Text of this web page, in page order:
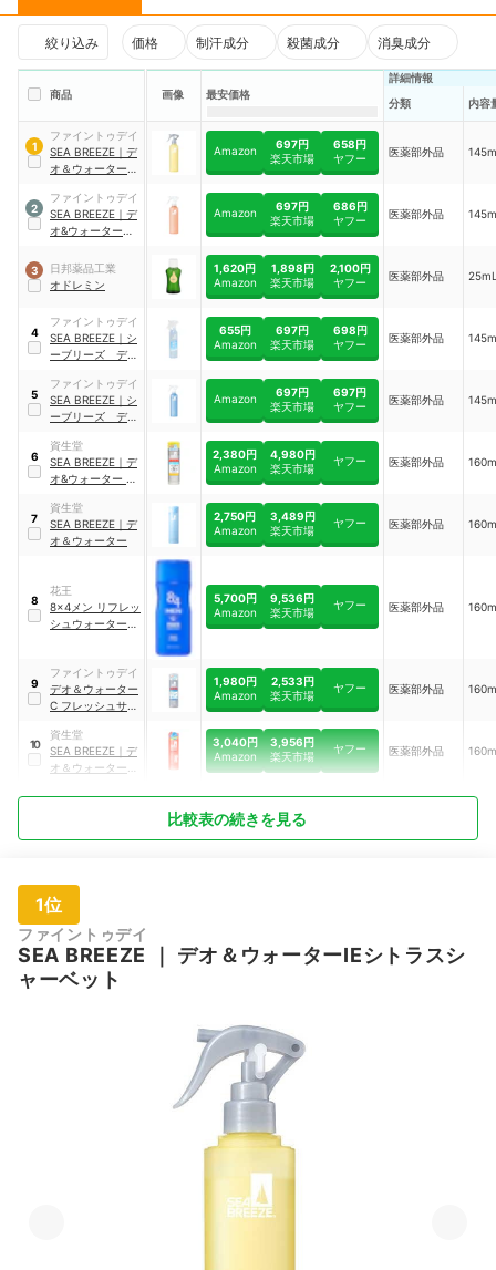
絞り込み 価格 制汗成分 殺菌成分 消臭成分
商品 画像 最安価格
詳細情報
分類
内容
1
ファイントゥデイ
SEA BREEZE ｜ デ
オ＆ウォーターIE
ット
Amazon
697円
楽天市場
658円
ヤフー
医薬部外品
2
ファイントゥデイ
SEA BREEZE ｜ デ
オ&ウォーターEせ
Amazon
697円
楽天市場
686円
ヤフー
医薬部外品
3
日邦薬品工業
オドレミン
1,620円
Amazon
1,898円
楽天市場
2,100円
ヤフー
医薬部外品
4
ファイントゥデイ
SEA BREEZE ｜ シ
ーブリーズ デオ
Ｅ フレッシュサ
ボン（トリガー）
｜495359
655円
Amazon
697円
楽天市場
698円
ヤフー
医薬部外品
5
ファイントゥデイ
SEA BREEZE ｜ シ
ーブリーズ デオ
Ｅ スプラッシュ
マリン（トリガ
ー）｜495379
Amazon
697円
楽天市場
697円
ヤフー
医薬部外品
6
資生堂
SEA BREEZE ｜ デ
オ&ウォーター IC
ット
2,380円
Amazon
4,980円
楽天市場
ヤフー 医薬部外品
7
資生堂
SEA BREEZE ｜ デ
オ＆ウォーター
2,750円
Amazon
3,489円
楽天市場
ヤフー 医薬部外品
8
花王
8x4メン リフレッ
シュウォーター ス
5,700円
Amazon
9,536円
楽天市場
ヤフー 医薬部外品
9
ファイントゥデイ
デオ＆ウォーター
C フレッシュサボ
1,980円
Amazon
2,533円
楽天市場
ヤフー 医薬部外品
10
資生堂
SEA BREEZE
デ
オ＆ウォーター A
3,040円
Amazon
3,956円
楽天市場
ヤフー 医薬部外品
比較表の続きを見る
1位
ファイントゥデイ
SEA BREEZE
デオ＆ウォーターIEシトラスシ
ャーベット